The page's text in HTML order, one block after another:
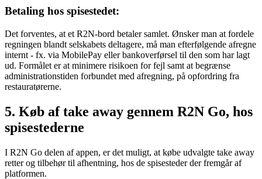
Betaling hos spisestedet:
Det forventes, at et R2N-bord betaler samlet. Ønsker man at fordele
regningen blandt selskabets deltagere, må man efterfølgende afregne
internt - fx. via MobilePay eller bankoverførsel til den som har lagt
ud. Formålet er at minimere risikoen for fejl samt at begrænse
administrationstiden forbundet med afregning, på opfordring fra
restauratørerne.
5. Køb af take away gennem R2N Go, hos
spisestederne
I R2N Go delen af appen, er det muligt, at købe udvalgte take away
retter og tilbehør til afhentning, hos de spisesteder der fremgår af
platformen.